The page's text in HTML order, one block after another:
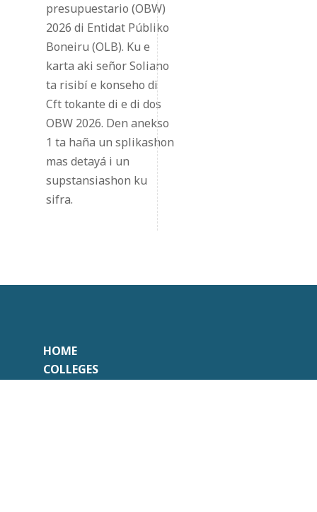
presupuestario (OBW)
2026 di Entidat Públiko
Boneiru (OLB). Ku e
karta aki señor Soliano
ta risibí e konseho di
Cft tokante di e di dos
OBW 2026. Den anekso
1 ta haña un splikashon
mas detayá i un
supstansiashon ku
sifra.
HOME
COLLEGES